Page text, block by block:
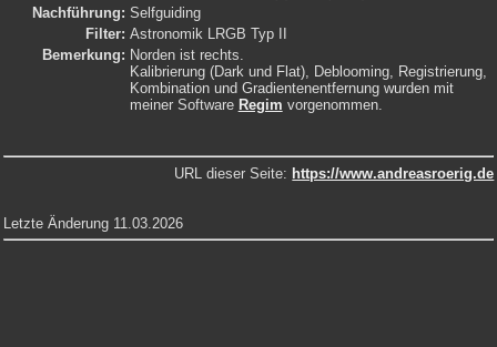
Nachführung: Selfguiding
Filter: Astronomik LRGB Typ II
Bemerkung: Norden ist rechts.
Kalibrierung (Dark und Flat), Deblooming, Registrierung,
Kombination und Gradientenentfernung wurden mit
meiner Software Regim vorgenommen.
URL dieser Seite: https://www.andreasroerig.de
Letzte Änderung 11.03.2026